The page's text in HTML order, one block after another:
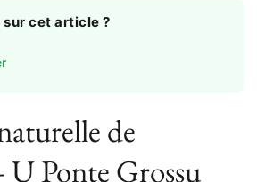
sur cet article ?
de
U Ponte Grossu